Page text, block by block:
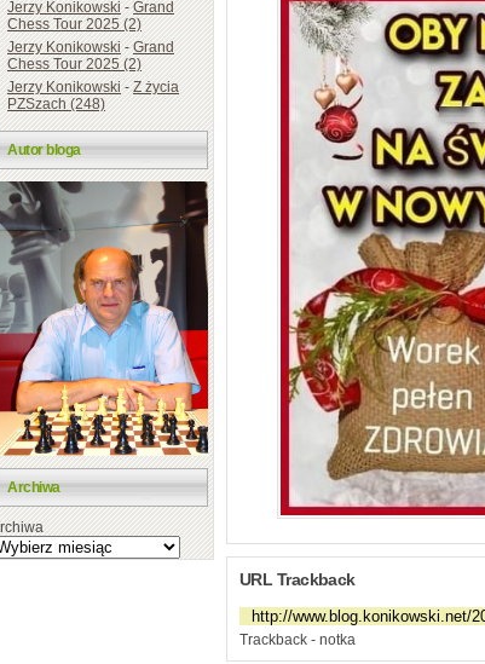
Jerzy Konikowski-Grand
Chess Tour 2025 (2)
Jerzy Konikowski-Grand
Chess Tour 2025 (2)
Jerzy Konikowski-Z życia
PZSzach (248)
Autor bloga
Archiwa
URL Trackback
Trackback - notka